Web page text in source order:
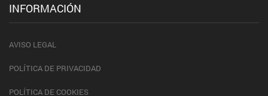
INFORMACIÓN
AVISO LEGAL
POLÍTICA DE PRIVACIDAD
POLÍTICA DE COOKIES